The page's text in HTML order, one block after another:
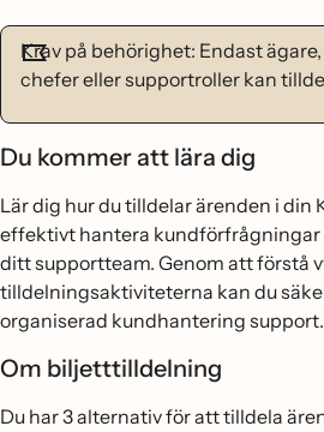
Krav på behörighet: Endast
chefer eller supportroller kan
Du kommer att lära dig
Lär dig hur du tilldelar ärenden i din
effektivt hantera kundförfrågningar
ditt supportteam. Genom att förstå
tilldelningsaktiviteterna kan du
organiserad kundhantering support.
Om biljetttilldelning
Du har 3 alternativ för att tilldela